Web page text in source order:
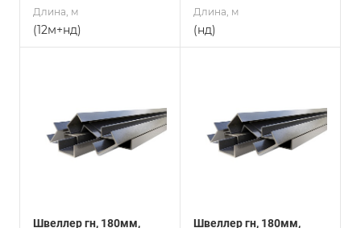
Длина, м
(12м+нд)
Длина, м
(нд)
Швеллер гн, 180мм,
Швеллер гн, 180мм,